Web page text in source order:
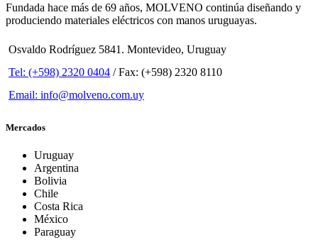
Fundada hace más de 69 años, MOLVENO continúa diseñando y
produciendo materiales eléctricos con manos uruguayas.
Osvaldo Rodríguez 5841. Montevideo, Uruguay
Tel: (+598) 2320 0404 / Fax: (+598) 2320 8110
Email: info@molveno.com.uy
Mercados
Uruguay
Argentina
Bolivia
Chile
Costa Rica
México
Paraguay